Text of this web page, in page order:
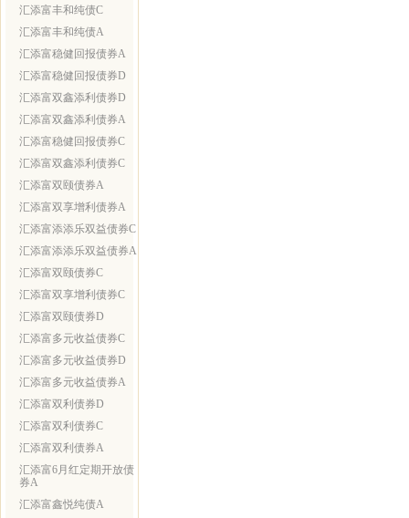
汇添富丰和纯债C
汇添富丰和纯债A
汇添富稳健回报债券A
汇添富稳健回报债券D
汇添富双鑫添利债券D
汇添富双鑫添利债券A
汇添富稳健回报债券C
汇添富双鑫添利债券C
汇添富双颐债券A
汇添富双享增利债券A
汇添富添添乐双益债券C
汇添富添添乐双益债券A
汇添富双颐债券C
汇添富双享增利债券C
汇添富双颐债券D
汇添富多元收益债券C
汇添富多元收益债券D
汇添富多元收益债券A
汇添富双利债券D
汇添富双利债券C
汇添富双利债券A
汇添富6月红定期开放债
券A
汇添富鑫悦纯债A